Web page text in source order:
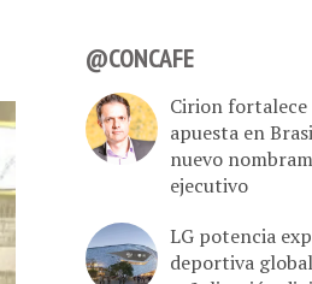
@CONCAFE
Cirion fortalece
apuesta en
nuevo
ejecutivo
LG potencia
deportiva